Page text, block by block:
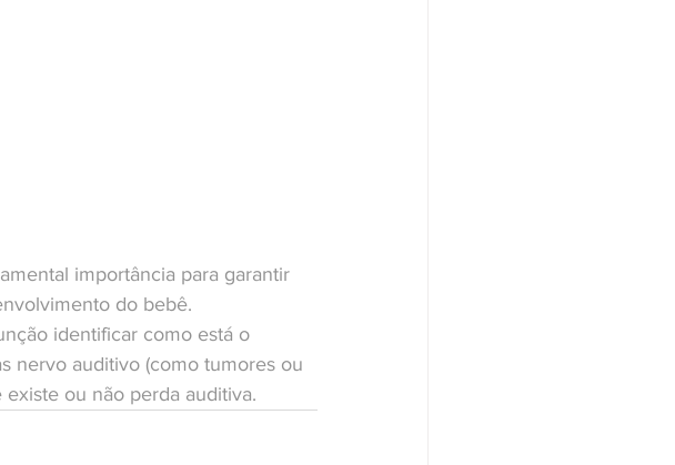
importância para garantir
do bebê.
identificar como está o
nervo auditivo (como tumores ou
ou não perda auditiva.